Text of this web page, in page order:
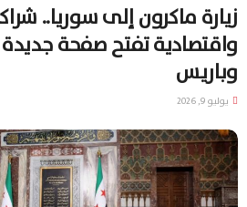
زيارة ماكرون إلى سوريا..
واقتصادية تفتح صفحة
وباريس
يوليو 9, 2026